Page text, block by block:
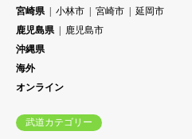
宮崎県
小林市 宮崎市
延岡市
鹿児島県
鹿児島市
沖縄県
海外
オンライン
武道カテゴリー